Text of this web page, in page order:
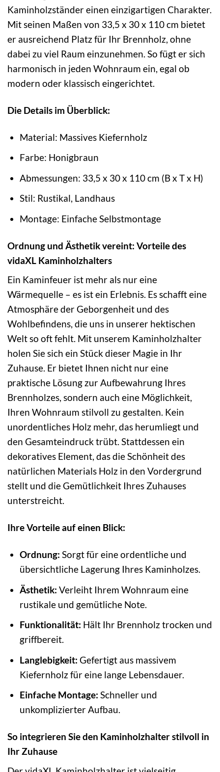
Kaminholzständer einen einzigartigen Charakter.
Mit seinen Maßen von 33,5 x 30 x 110 cm bietet
er ausreichend Platz für Ihr Brennholz, ohne
dabei zu viel Raum einzunehmen. So fügt er sich
harmonisch in jeden Wohnraum ein, egal ob
modern oder klassisch eingerichtet.
Die Details im Überblick:
Material: Massives Kiefernholz
Farbe: Honigbraun
Abmessungen: 33,5 x 30 x 110 cm (B x T x H)
Stil: Rustikal, Landhaus
Montage: Einfache Selbstmontage
Ordnung und Ästhetik vereint: Vorteile des
vidaXL Kaminholzhalters
Ein Kaminfeuer ist mehr als nur eine
Wärmequelle – es ist ein Erlebnis. Es schafft eine
Atmosphäre der Geborgenheit und des
Wohlbefindens, die uns in unserer hektischen
Welt so oft fehlt. Mit unserem Kaminholzhalter
holen Sie sich ein Stück dieser Magie in Ihr
Zuhause. Er bietet Ihnen nicht nur eine
praktische Lösung zur Aufbewahrung Ihres
Brennholzes, sondern auch eine Möglichkeit,
Ihren Wohnraum stilvoll zu gestalten. Kein
unordentliches Holz mehr, das herumliegt und
den Gesamteindruck trübt. Stattdessen ein
dekoratives Element, das die Schönheit des
natürlichen Materials Holz in den Vordergrund
stellt und die Gemütlichkeit Ihres Zuhauses
unterstreicht.
Ihre Vorteile auf einen Blick:
Ordnung: Sorgt für eine ordentliche und
übersichtliche Lagerung Ihres Kaminholzes.
Ästhetik: Verleiht Ihrem Wohnraum eine
rustikale und gemütliche Note.
Funktionalität: Hält Ihr Brennholz trocken und
griffbereit.
Langlebigkeit: Gefertigt aus massivem
Kiefernholz für eine lange Lebensdauer.
Einfache Montage: Schneller und
unkomplizierter Aufbau.
So integrieren Sie den Kaminholzhalter stilvoll in
Ihr Zuhause